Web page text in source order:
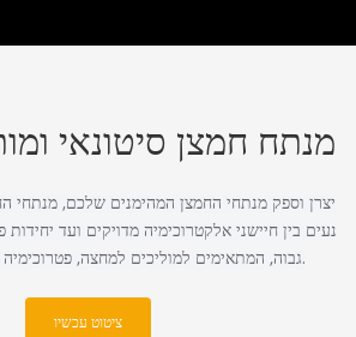
מנתח חמצן סיטונאי
נעים בין חיישני אלקטרוכימיה מדויקים ועד
גבוה, המתאימים למוליכים למחצה, פטרוכימיה ומערכות גז רפואיות.
ציטוט עכשיו